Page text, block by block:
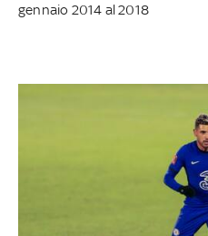
gennaio 2014 al 2018